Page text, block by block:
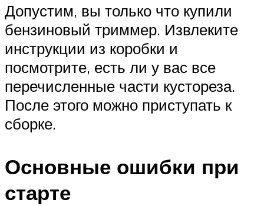
Допустим, вы только что купили
бензиновый триммер. Извлеките
инструкции из коробки и
посмотрите, есть ли у вас все
перечисленные части кустореза.
После этого можно приступать к
сборке.
Основные ошибки при
старте